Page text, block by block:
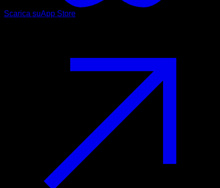
Scarica suApp Store